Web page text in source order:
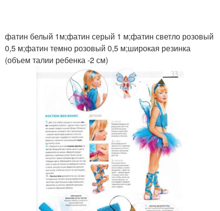
фатин белый 1м;фатин серый 1 м;фатин светло розовый
0,5 м;фатин темно розовый 0,5 м;широкая резинка
(объем талии ребенка -2 см)